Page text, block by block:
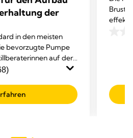
der
in den meisten
bevorzugte Pumpe
auf der